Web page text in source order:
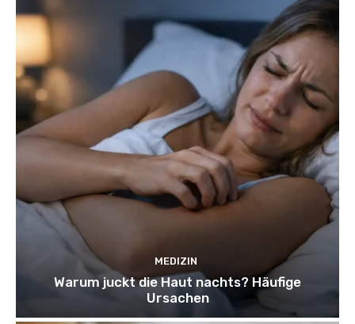
MEDIZIN
Warum juckt die Haut nachts? Häufige
Ursachen